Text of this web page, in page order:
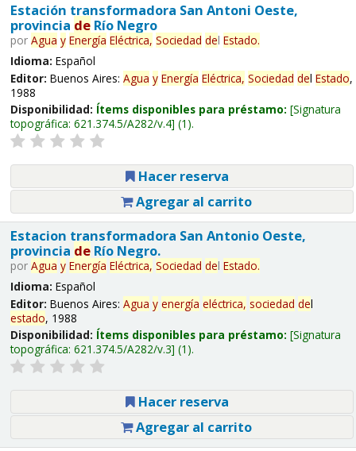
Estación transformadora San Antoni Oeste,
provincia deRío Negro
por Agua y Energía Eléctrica, Sociedad del Estado.
Idioma: Español
Editor: Buenos Aires: Agua y Energía Eléctrica, Sociedad del Estado,
1988
Disponibilidad: Ítems disponibles para préstamo: Signatura
topográfica: 621.374.5/A282/v.4 (1).
Hacer reserva
Agregar al carrito
Estacion transformadora San Antonio Oeste,
provincia deRío Negro.
por Agua y Energía Eléctrica, Sociedad del Estado.
Idioma: Español
Editor: Buenos Aires: Agua y energía eléctrica, sociedad del
estado, 1988
Disponibilidad: Ítems disponibles para préstamo: Signatura
topográfica: 621.374.5/A282/v.3 (1).
Hacer reserva
Agregar al carrito